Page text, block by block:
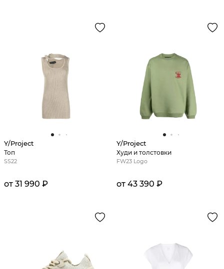
Y/Project
Топ
SS22
от 31 990 ₽
Y/Project
Худи и толстовки
FW23 Logo
от 43 390 ₽